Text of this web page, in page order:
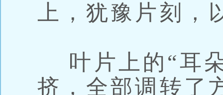
上，犹豫片刻，
叶片上的“耳
挤，全部调转了